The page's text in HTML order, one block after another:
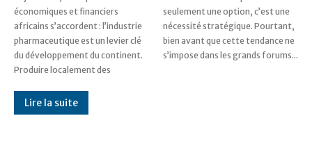
économiques et financiers
africains s’accordent : l’industrie
pharmaceutique est un levier clé
du développement du continent.
Produire localement des
seulement une option, c’est une
nécessité stratégique. Pourtant,
bien avant que cette tendance ne
s’impose dans les grands forums...
Lire la suite